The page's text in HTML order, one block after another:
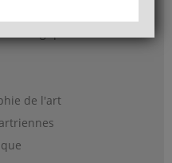
de l'art